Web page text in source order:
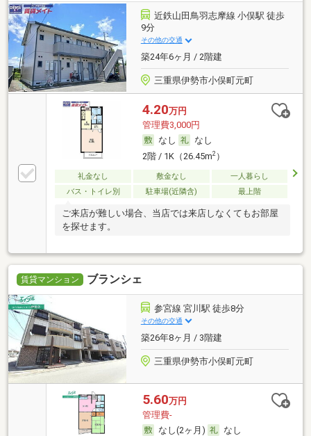
近鉄山田鳥羽志摩線 小俣駅 徒歩
9分
その他の交通
築24年6ヶ月 / 2階建
三重県伊勢市小俣町元町
4.20万円
管理費3,000円
なし
なし
2階 / 1K（26.45m2）
礼金なし 敷金なし
一人暮らし
バス・トイレ別
駐車場(近隣含) 最上階
ご来店が難しい場合、当店では来店しなくてもお部屋
を探せます。
賃貸マンション ブランシェ
参宮線 宮川駅 徒歩8分
その他の交通
築26年8ヶ月 / 3階建
三重県伊勢市小俣町元町
5.60万円
管理費-
なし(2ヶ月)
なし